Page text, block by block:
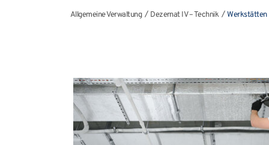
Allgemeine Verwaltung Dezernat IV – Technik Werkstätten
Allgemeine Verwaltung Dezernat IV – Technik Werkstätten